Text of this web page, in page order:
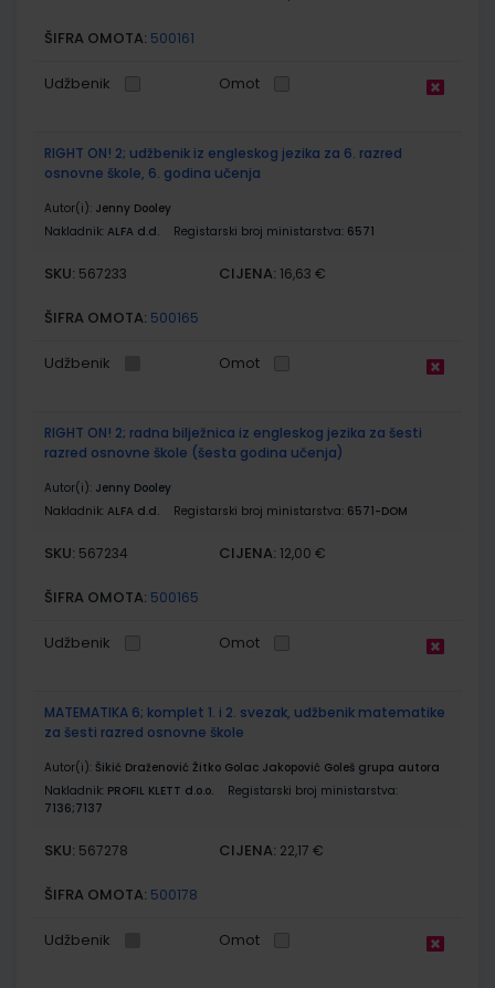
ŠIFRA OMOTA: 500161
Udžbenik Omot
RIGHT ON! 2; udžbenik iz engleskog jezika za 6. razred
osnovne škole, 6. godina učenja
Autor(i): Jenny Dooley
Nakladnik: ALFA d.d. Registarski broj ministarstva: 6571
SKU: 567233 CIJENA: 16,63 €
ŠIFRA OMOTA: 500165
Udžbenik Omot
RIGHT ON! 2; radna bilježnica iz engleskog jezika za šesti
razred osnovne škole (šesta godina učenja)
Autor(i): Jenny Dooley
Nakladnik: ALFA d.d. Registarski broj ministarstva: 6571-DOM
SKU: 567234 CIJENA: 12,00 €
ŠIFRA OMOTA: 500165
Udžbenik Omot
MATEMATIKA 6; komplet 1. i 2. svezak, udžbenik matematike
za šesti razred osnovne škole
Autor(i): Šikić Draženović Žitko Golac Jakopović Goleš grupa autora
Nakladnik: PROFIL KLETT d.o.o.
Registarski broj ministarstva:
7136;7137
SKU: 567278 CIJENA: 22,17 €
ŠIFRA OMOTA: 500178
Udžbenik Omot